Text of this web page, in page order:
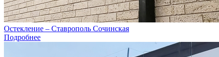
Остекление – Ставрополь Сочинская
Подробнее